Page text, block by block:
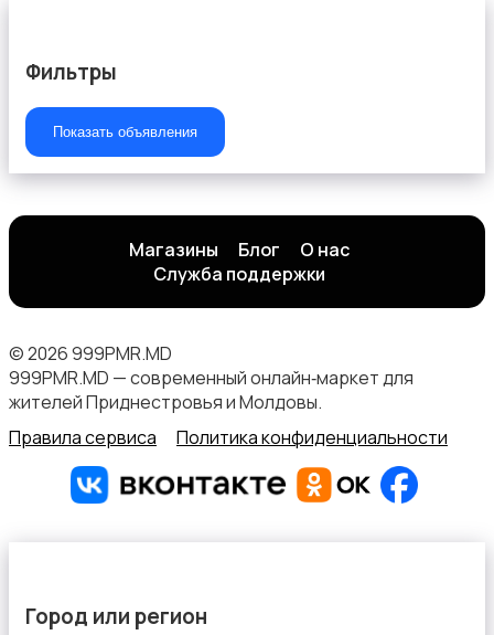
Фильтры
Показать объявления
Магазины Блог
О нас
Служба поддержки
© 2026 999PMR.MD
999PMR.MD — современный онлайн‑маркет для
жителей Приднестровья и Молдовы.
Правила сервиса
Политика конфиденциальности
Город или регион